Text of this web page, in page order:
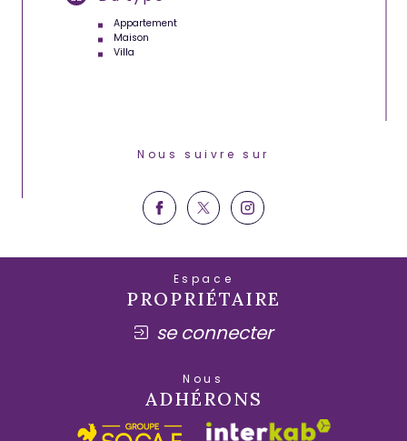
Appartement
Maison
Villa
Nous suivre sur
Espace
PROPRIÉTAIRE
se connecter
Nous
ADHÉRONS